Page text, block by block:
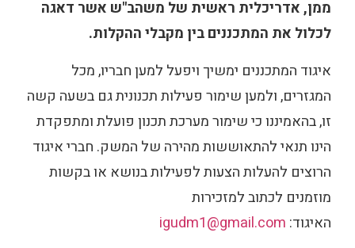
ממן, אדריכלית ראשית של משהב"ש אשר דאגה
לכלול את המתכננים בין מקבלי ההקלות.
איגוד המתכננים ימשיך ויפעל למען חבריו, מכל
המגזרים, ולמען שימור פעילות תכנונית גם בשעה קשה
זו, בהאמיננו כי שימור מערכת תכנון פועלת ומתפקדת
הינו תנאי להתאוששות מהירה של המשק. חברי איגוד
הרוצים להעלות הצעות לפעילות בנושא או בקשות
מוזמנים לכתוב למזכירות
האיגוד: igudm1@gmail.com